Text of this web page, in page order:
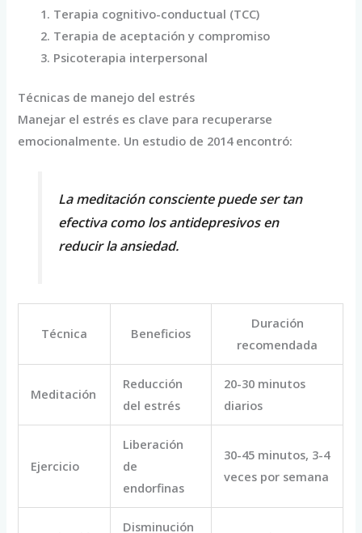
Terapia cognitivo-conductual (TCC)
Terapia de aceptación y compromiso
Psicoterapia interpersonal
Técnicas de manejo del estrés
Manejar el estrés es clave para recuperarse
emocionalmente. Un estudio de 2014 encontró:
La meditación consciente puede ser tan
efectiva como los antidepresivos en
reducir la ansiedad.
Técnica Beneficios
Duración
recomendada
Meditación
Reducción
del estrés
20-30 minutos
diarios
Ejercicio
Liberación
de
endorfinas
30-45 minutos, 3-4
veces por semana
Disminución